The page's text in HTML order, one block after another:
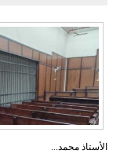
الأستاذ محمد...